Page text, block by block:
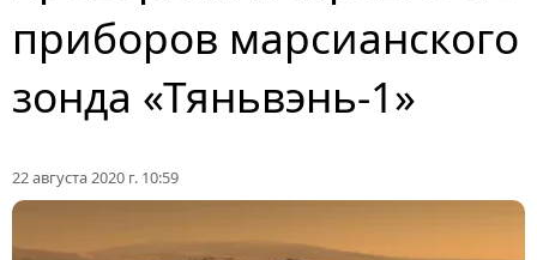
приборов марсианского
зонда «Тяньвэнь-1»
22 августа 2020 г. 10:59